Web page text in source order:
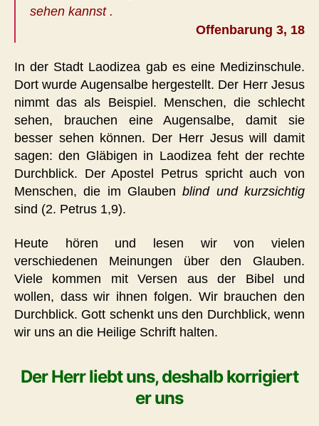
sehen kannst .
Offenbarung 3, 18
In der Stadt Laodizea gab es eine Medizinschule.
Dort wurde Augensalbe hergestellt. Der Herr Jesus
nimmt das als Beispiel. Menschen, die schlecht
sehen, brauchen eine Augensalbe, damit sie
besser sehen können. Der Herr Jesus will damit
sagen: den Gläbigen in Laodizea feht der rechte
Durchblick. Der Apostel Petrus spricht auch von
Menschen, die im Glaubenblind und kurzsichtig
sind (2. Petrus 1,9).
Heute hören und lesen wir von vielen
verschiedenen Meinungen über den Glauben.
Viele kommen mit Versen aus der Bibel und
wollen, dass wir ihnen folgen. Wir brauchen den
Durchblick. Gott schenkt uns den Durchblick, wenn
wir uns an die Heilige Schrift halten.
Der Herr liebt uns, deshalb korrigiert
er uns